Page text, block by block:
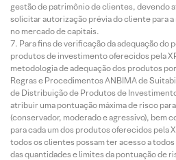
gestão de patrimônio de clientes, devendo
solicitar autorização prévia do cliente para
no mercado de capitais.
Para fins de verificação da adequação do
produtos de investimento oferecidos pela
metodologia de adequação dos produtos
Regras e Procedimentos ANBIMA de
de Distribuição de Produtos de
atribuir uma pontuação máxima de risco
(conservador, moderado e agressivo), bem
para cada um dos produtos oferecidos pela
todos os clientes possam ter acesso a
das quantidades e limites da pontuação de